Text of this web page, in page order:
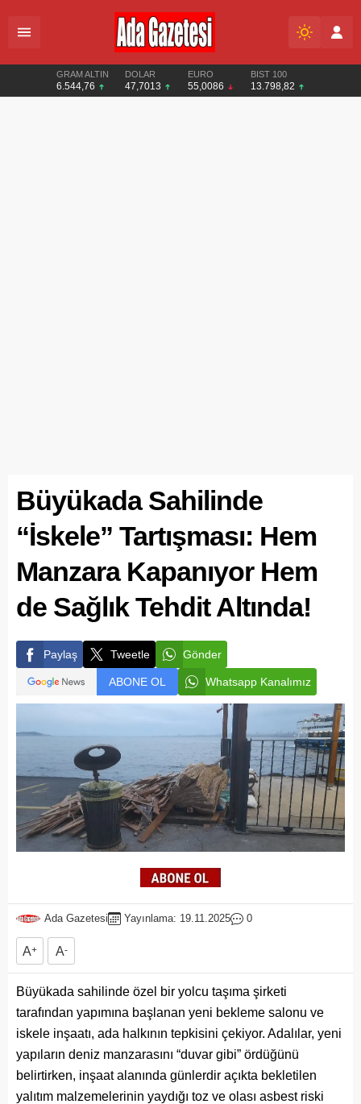
GRAM ALTIN
6.544,76
DOLAR
47,7013
EURO
55,0086
BIST 100
13.798,82
Büyükada Sahilinde
“İskele” Tartışması: Hem
Manzara Kapanıyor Hem
de Sağlık Tehdit Altında!
Paylaş Tweetle Gönder
ABONE OL Whatsapp Kanalımız
Ada Gazetesi Yayınlama: 19.11.2025 0
A+ A-
Büyükada sahilinde özel bir yolcu taşıma şirketi
tarafından yapımına başlanan yeni bekleme salonu ve
iskele inşaatı, ada halkının tepkisini çekiyor. Adalılar, yeni
yapıların deniz manzarasını “duvar gibi” ördüğünü
belirtirken, inşaat alanında günlerdir açıkta bekletilen
yalıtım malzemelerinin yaydığı toz ve olası asbest riski